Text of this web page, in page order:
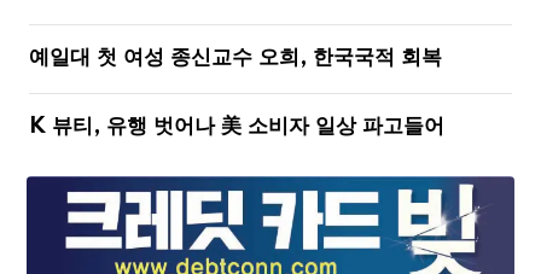
예일대 첫 여성 종신교수 오희, 한국국적 회복
K 뷰티, 유행 벗어나 美 소비자 일상 파고들어